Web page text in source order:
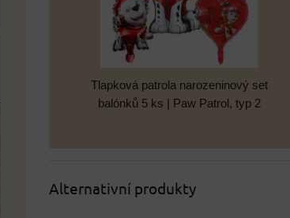
Tlapková patrola narozeninový set
balónků 5 ks | Paw Patrol, typ 2
Alternativní produkty